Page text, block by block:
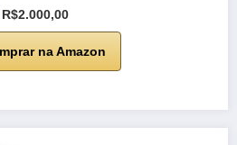
R$2.000,00
na Amazon